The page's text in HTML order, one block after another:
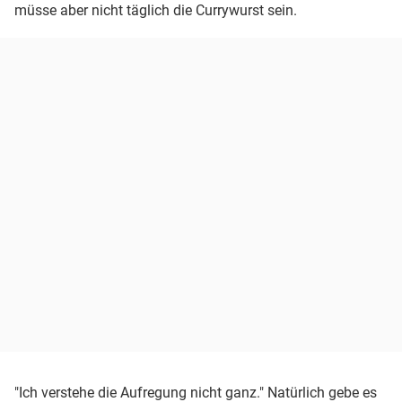
müsse aber nicht täglich die Currywurst sein.
"Ich verstehe die Aufregung nicht ganz." Natürlich gebe es